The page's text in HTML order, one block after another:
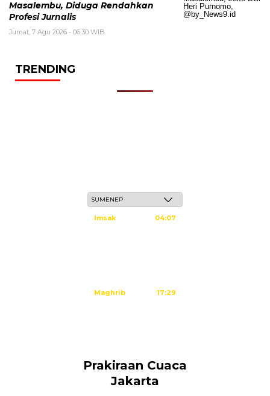
Masalembu, Diduga Rendahkan
Profesi Jurnalis
Jumat, 7 Agu 2026 - 06:30 WIB
TRENDING
Imsak 04:07
Maghrib 17:29
Prakiraan Cuaca
Jakarta